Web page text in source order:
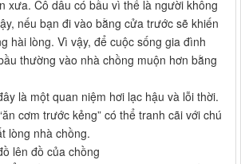
xưa. Cô dâu có bầu vì thế là người không
nếu bạn đi vào bằng cửa trước sẽ khiến
hài lòng. Vì vậy, để cuộc sống gia đình
thường vào nhà chồng muộn hơn bằng
là một quan niệm hơi lạc hậu và lỗi thời.
cơm trước kẻng” có thể tranh cãi với chú
lòng nhà chồng.
lên đồ của chồng